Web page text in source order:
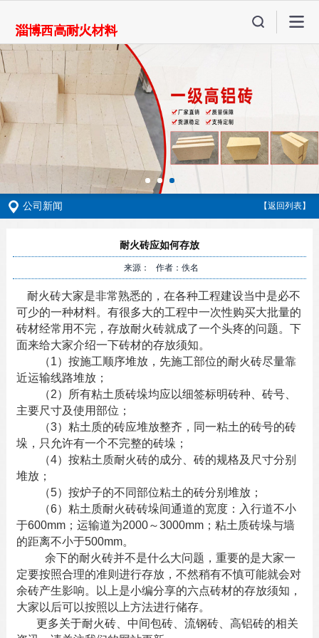
公司新闻 【返回列表】
耐火砖应如何存放
来源： 作者：佚名
耐火砖大家是非常熟悉的，在各种工程建设当中是必不
可少的一种材料。有很多大的工程中一次性购买大批量的
砖材经常用不完，存放耐火砖就成了一个头疼的问题。下
面来给大家介绍一下砖材的存放须知。
（1）按施工顺序堆放，先施工部位的耐火砖尽量靠
近运输线路堆放；
（2）所有粘土质砖垛均应以细签标明砖种、砖号、
主要尺寸及使用部位；
（3）粘土质的砖应堆放整齐，同一粘土的砖号的砖
垛，只允许有一个不完整的砖垛；
（4）按粘土质耐火砖的成分、砖的规格及尺寸分别
堆放；
（5）按炉子的不同部位粘土的砖分别堆放；
（6）粘土质耐火砖砖垛间通道的宽度：入行道不小
于600mm；运输道为2000～3000mm；粘土质砖垛与墙
的距离不小于500mm。
余下的耐火砖并不是什么大问题，重要的是大家一
定要按照合理的准则进行存放，不然稍有不慎可能就会对
余砖产生影响。以上是小编分享的六点砖材的存放须知，
大家以后可以按照以上方法进行储存。
更多关于耐火砖、 中间包砖、 流钢砖、 高铝砖的相关